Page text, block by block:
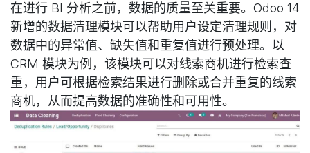
在进行 BI 分析之前，数据的质量至关重要。Odoo 14
新增的数据清理模块可以帮助用户设定清理规则，对
数据中的异常值、缺失值和重复值进行预处理。以
CRM 模块为例，该模块可以对线索商机进行检索查
重，用户可根据检索结果进行删除或合并重复的线索
商机，从而提高数据的准确性和可用性。